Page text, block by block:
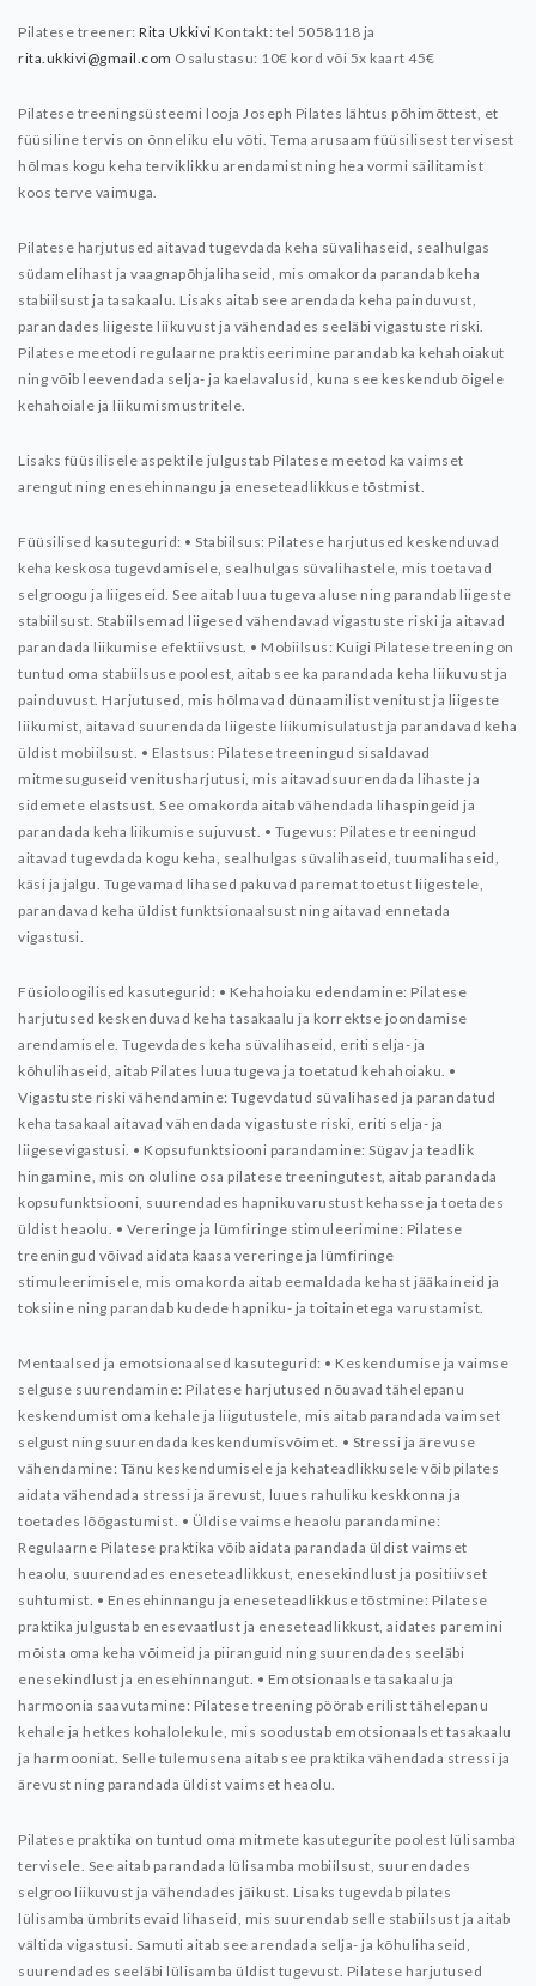
Pilatese treener: Rita Ukkivi Kontakt: tel 5058118 ja
rita.ukkivi@gmail.com Osalustasu: 10€ kord või 5x kaart 45€
Pilatese treeningsüsteemi looja Joseph Pilates lähtus põhimõttest, et
füüsiline tervis on õnneliku elu võti. Tema arusaam füüsilisest tervisest
hõlmas kogu keha terviklikku arendamist ning hea vormi säilitamist
koos terve vaimuga.
Pilatese harjutused aitavad tugevdada keha süvalihaseid, sealhulgas
südamelihast ja vaagnapõhjalihaseid, mis omakorda parandab keha
stabiilsust ja tasakaalu. Lisaks aitab see arendada keha painduvust,
parandades liigeste liikuvust ja vähendades seeläbi vigastuste riski.
Pilatese meetodi regulaarne praktiseerimine parandab ka kehahoiakut
ning võib leevendada selja- ja kaelavalusid, kuna see keskendub õigele
kehahoiale ja liikumismustritele.
Lisaks füüsilisele aspektile julgustab Pilatese meetod ka vaimset
arengut ning enesehinnangu ja eneseteadlikkuse tõstmist.
Füüsilised kasutegurid: • Stabiilsus: Pilatese harjutused keskenduvad
keha keskosa tugevdamisele, sealhulgas süvalihastele, mis toetavad
selgroogu ja liigeseid. See aitab luua tugeva aluse ning parandab liigeste
stabiilsust. Stabiilsemad liigesed vähendavad vigastuste riski ja aitavad
parandada liikumise efektiivsust. • Mobiilsus: Kuigi Pilatese treening on
tuntud oma stabiilsuse poolest, aitab see ka parandada keha liikuvust ja
painduvust. Harjutused, mis hõlmavad dünaamilist venitust ja liigeste
liikumist, aitavad suurendada liigeste liikumisulatust ja parandavad keha
üldist mobiilsust. • Elastsus: Pilatese treeningud sisaldavad
mitmesuguseid venitusharjutusi, mis aitavadsuurendada lihaste ja
sidemete elastsust. See omakorda aitab vähendada lihaspingeid ja
parandada keha liikumise sujuvust. • Tugevus: Pilatese treeningud
aitavad tugevdada kogu keha, sealhulgas süvalihaseid, tuumalihaseid,
käsi ja jalgu. Tugevamad lihased pakuvad paremat toetust liigestele,
parandavad keha üldist funktsionaalsust ning aitavad ennetada
vigastusi.
Füsioloogilised kasutegurid: • Kehahoiaku edendamine: Pilatese
harjutused keskenduvad keha tasakaalu ja korrektse joondamise
arendamisele. Tugevdades keha süvalihaseid, eriti selja- ja
kõhulihaseid, aitab Pilates luua tugeva ja toetatud kehahoiaku. •
Vigastuste riski vähendamine: Tugevdatud süvalihased ja parandatud
keha tasakaal aitavad vähendada vigastuste riski, eriti selja- ja
liigesevigastusi. • Kopsufunktsiooni parandamine: Sügav ja teadlik
hingamine, mis on oluline osa pilatese treeningutest, aitab parandada
kopsufunktsiooni, suurendades hapnikuvarustust kehasse ja toetades
üldist heaolu. • Vereringe ja lümfiringe stimuleerimine: Pilatese
treeningud võivad aidata kaasa vereringe ja lümfiringe
stimuleerimisele, mis omakorda aitab eemaldada kehast jääkaineid ja
toksiine ning parandab kudede hapniku- ja toitainetega varustamist.
Mentaalsed ja emotsionaalsed kasutegurid: • Keskendumise ja vaimse
selguse suurendamine: Pilatese harjutused nõuavad tähelepanu
keskendumist oma kehale ja liigutustele, mis aitab parandada vaimset
selgust ning suurendada keskendumisvõimet. • Stressi ja ärevuse
vähendamine: Tänu keskendumisele ja kehateadlikkusele võib pilates
aidata vähendada stressi ja ärevust, luues rahuliku keskkonna ja
toetades lõõgastumist. • Üldise vaimse heaolu parandamine:
Regulaarne Pilatese praktika võib aidata parandada üldist vaimset
heaolu, suurendades eneseteadlikkust, enesekindlust ja positiivset
suhtumist. • Enesehinnangu ja eneseteadlikkuse tõstmine: Pilatese
praktika julgustab enesevaatlust ja eneseteadlikkust, aidates paremini
mõista oma keha võimeid ja piiranguid ning suurendades seeläbi
enesekindlust ja enesehinnangut. • Emotsionaalse tasakaalu ja
harmoonia saavutamine: Pilatese treening pöörab erilist tähelepanu
kehale ja hetkes kohalolekule, mis soodustab emotsionaalset tasakaalu
ja harmooniat. Selle tulemusena aitab see praktika vähendada stressi ja
ärevust ning parandada üldist vaimset heaolu.
Pilatese praktika on tuntud oma mitmete kasutegurite poolest lülisamba
tervisele. See aitab parandada lülisamba mobiilsust, suurendades
selgroo liikuvust ja vähendades jäikust. Lisaks tugevdab pilates
lülisamba ümbritsevaid lihaseid, mis suurendab selle stabiilsust ja aitab
vältida vigastusi. Samuti aitab see arendada selja- ja kõhulihaseid,
suurendades seeläbi lülisamba üldist tugevust. Pilatese harjutused